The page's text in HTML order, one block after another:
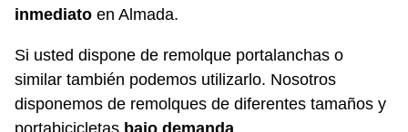
inmediato en Almada.
Si usted dispone de remolque portalanchas o
similar también podemos utilizarlo. Nosotros
disponemos de remolques de diferentes tamaños y
portabicicletas bajo demanda.